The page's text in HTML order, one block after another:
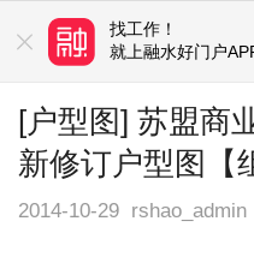
台
找工作！
就上融水好门户
[户型图] 苏盟商
新修订户型图【
2014-10-29 rshao_admin